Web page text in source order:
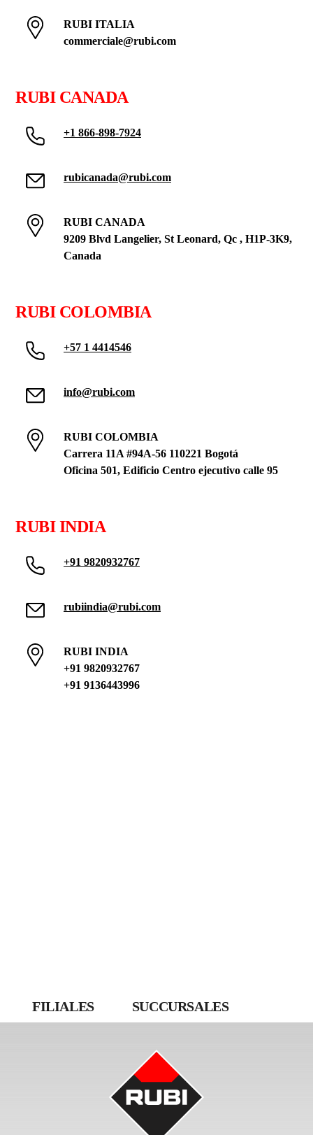
RUBI ITALIA
commerciale@rubi.com
RUBI CANADA
+1 866-898-7924
rubicanada@rubi.com
RUBI CANADA
9209 Blvd Langelier, St Leonard, Qc , H1P-3K9,
Canada
RUBI COLOMBIA
+57 1 4414546
info@rubi.com
RUBI COLOMBIA
Carrera 11A #94A-56 110221 Bogotá
Oficina 501, Edificio Centro ejecutivo calle 95
RUBI INDIA
+91 9820932767
rubiindia@rubi.com
RUBI INDIA
+91 9820932767
+91 9136443996
FILIALES SUCCURSALES